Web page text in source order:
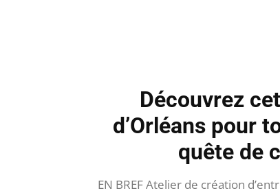
Découvrez
d’Orléans pour
quête de
EN BREF Atelier de création